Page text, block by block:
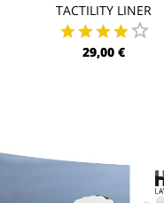
TACTILITY LINER
29,00 €